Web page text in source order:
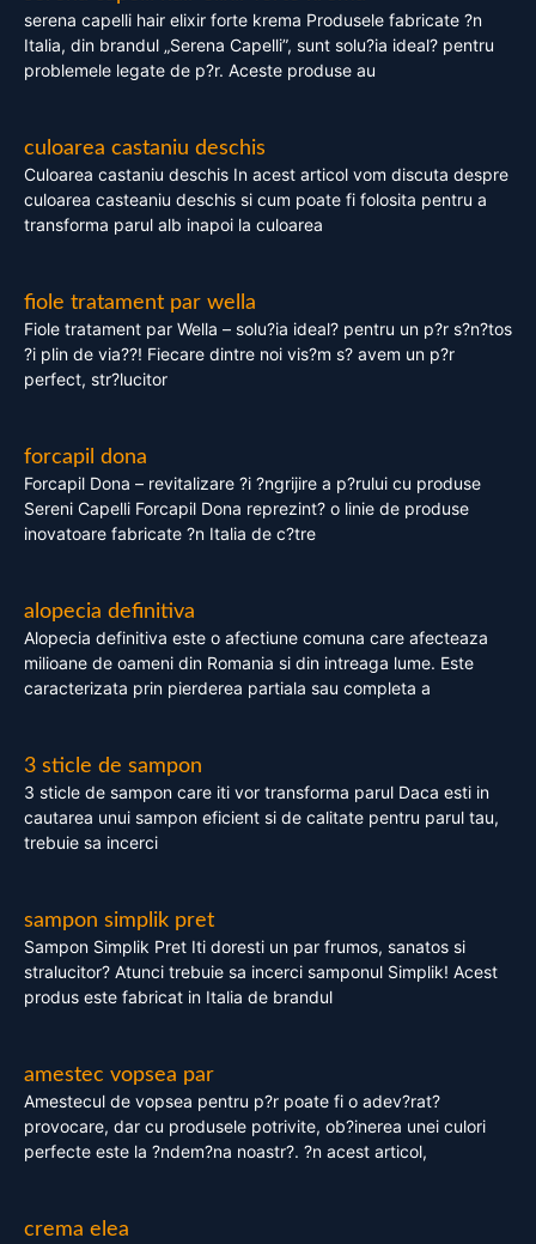
serena capelli hair elixir forte krema Produsele fabricate ?n
Italia, din brandul „Serena Capelli”, sunt solu?ia ideal? pentru
problemele legate de p?r. Aceste produse au
culoarea castaniu deschis
Culoarea castaniu deschis In acest articol vom discuta despre
culoarea casteaniu deschis si cum poate fi folosita pentru a
transforma parul alb inapoi la culoarea
fiole tratament par wella
Fiole tratament par Wella – solu?ia ideal? pentru un p?r s?n?tos
?i plin de via??! Fiecare dintre noi vis?m s? avem un p?r
perfect, str?lucitor
forcapil dona
Forcapil Dona – revitalizare ?i ?ngrijire a p?rului cu produse
Sereni Capelli Forcapil Dona reprezint? o linie de produse
inovatoare fabricate ?n Italia de c?tre
alopecia definitiva
Alopecia definitiva este o afectiune comuna care afecteaza
milioane de oameni din Romania si din intreaga lume. Este
caracterizata prin pierderea partiala sau completa a
3 sticle de sampon
3 sticle de sampon care iti vor transforma parul Daca esti in
cautarea unui sampon eficient si de calitate pentru parul tau,
trebuie sa incerci
sampon simplik pret
Sampon Simplik Pret Iti doresti un par frumos, sanatos si
stralucitor? Atunci trebuie sa incerci samponul Simplik! Acest
produs este fabricat in Italia de brandul
amestec vopsea par
Amestecul de vopsea pentru p?r poate fi o adev?rat?
provocare, dar cu produsele potrivite, ob?inerea unei culori
perfecte este la ?ndem?na noastr?. ?n acest articol,
crema elea